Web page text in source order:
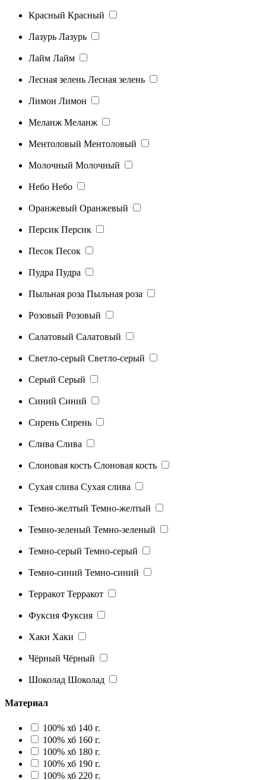
Красный Красный
Лазурь Лазурь
Лайм Лайм
Лесная зелень Лесная зелень
Лимон Лимон
Меланж Меланж
Ментоловый Ментоловый
Молочный Молочный
Небо Небо
Оранжевый Оранжевый
Персик Персик
Песок Песок
Пудра Пудра
Пыльная роза Пыльная роза
Розовый Розовый
Салатовый Салатовый
Светло-серый Светло-серый
Серый Серый
Синий Синий
Сирень Сирень
Слива Слива
Слоновая кость Слоновая кость
Сухая слива Сухая слива
Темно-желтый Темно-желтый
Темно-зеленый Темно-зеленый
Темно-серый Темно-серый
Темно-синий Темно-синий
Терракот Терракот
Фуксия Фуксия
Хаки Хаки
Чёрный Чёрный
Шоколад Шоколад
Материал
100% хб 140 г.
100% хб 160 г.
100% хб 180 г.
100% хб 190 г.
100% хб 220 г.